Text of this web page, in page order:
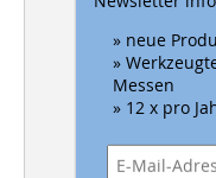
» neue
»
Messen
» 12 x pro